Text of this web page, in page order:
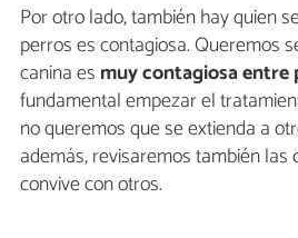
Por otro lado, también hay quien
perros es contagiosa. Queremos
canina es muy contagiosa entre
fundamental empezar el
no queremos que se extienda a
además, revisaremos también
convive con otros.